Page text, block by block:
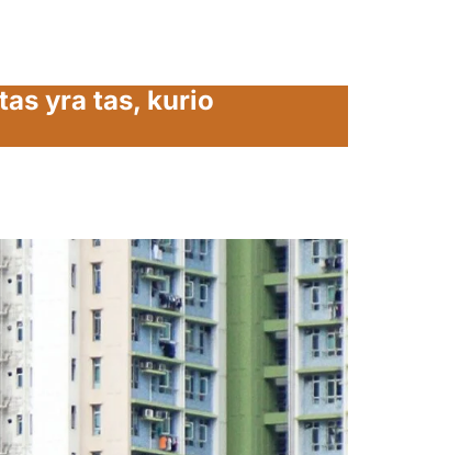
yra tas, kurio